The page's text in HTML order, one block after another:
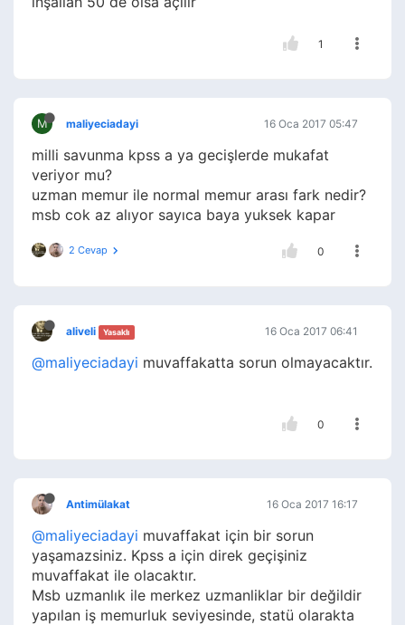
1
M maliyeciadayi 16 Oca 2017 05:47
milli savunma kpss a ya gecişlerde mukafat
veriyor mu?
uzman memur ile normal memur arası fark nedir?
msb cok az alıyor sayıca baya yuksek kapar
2 Cevap 0
aliveli Yasaklı 16 Oca 2017 06:41
@maliyeciadayi muvaffakatta sorun olmayacaktır.
0
Antimülakat 16 Oca 2017 16:17
@maliyeciadayi muvaffakat için bir sorun
yaşamazsiniz. Kpss a için direk geçişiniz
muvaffakat ile olacaktır.
Msb uzmanlık ile merkez uzmanliklar bir değildir
yapılan iş memurluk seviyesinde, statü olarakta